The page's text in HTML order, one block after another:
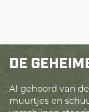
DE
Al gehoord van
muurtjes en